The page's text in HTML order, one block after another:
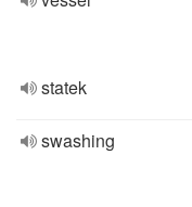
statek
swashing